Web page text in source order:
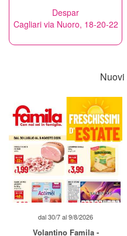
Despar
Cagliari via Nuoro, 18-20-22
dal 30/7 al 9/8/2026
Volantino Famila -